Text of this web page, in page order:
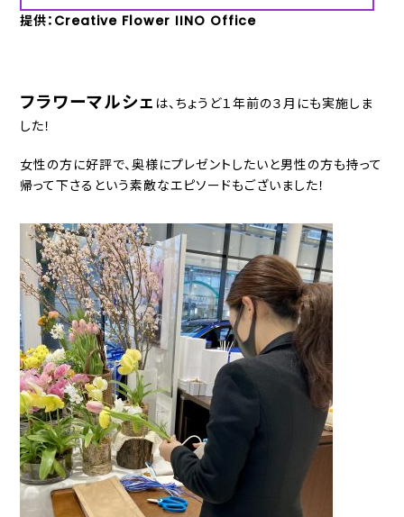
提供：Creative Flower IINO Office
フラワーマルシェ は、ちょうど１年前の３月にも実施しま
した！
女性の方に好評で、奥様にプレゼントしたいと男性の方も持って
帰って下さるという素敵なエピソードもございました！